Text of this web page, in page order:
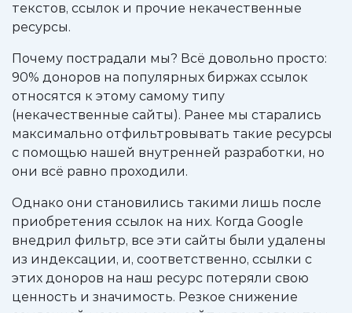
текстов, ссылок и прочие некачественные
ресурсы.
Почему пострадали мы? Всё довольно просто:
90% доноров на популярных биржах ссылок
относятся к этому самому типу
(некачественные сайты). Ранее мы старались
максимально отфильтровывать такие ресурсы
с помощью нашей внутренней разработки, но
они всё равно проходили.
Однако они становились такими лишь после
приобретения ссылок на них. Когда Google
внедрил фильтр, все эти сайты были удалены
из индексации, и, соответственно, ссылки с
этих доноров на наш ресурс потеряли свою
ценность и значимость. Резкое снижение